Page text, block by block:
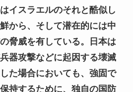
イスラエルのそれと酷似し
から、そして潜在的には中
脅威を有している。日本は
器攻撃などに起因する壊滅
た場合においても、強固で
持するために、独自の国防